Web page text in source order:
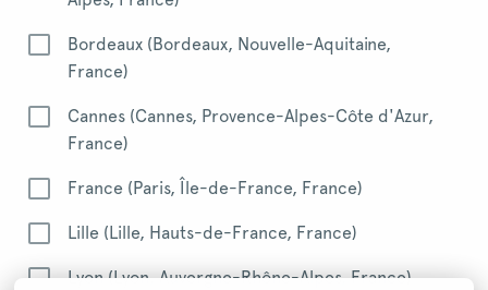
Bordeaux (Bordeaux, Nouvelle-Aquitaine,
France)
Cannes (Cannes, Provence-Alpes-Côte d'Azur,
France)
France (Paris, Île-de-France, France)
Lille (Lille, Hauts-de-France, France)
Lyon (Lyon, Auvergne-Rhône-Alpes, France)